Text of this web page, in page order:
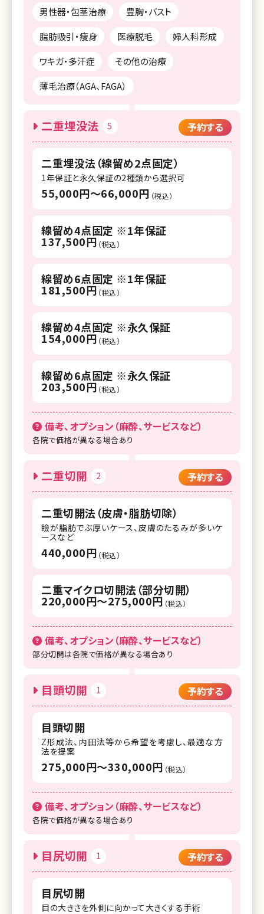
男性器・包茎治療
豊胸・バスト
脂肪吸引・痩身
医療脱毛
婦人科形成
ワキガ・多汗症
その他の治療
薄毛治療（AGA、FAGA）
二重埋没法 5 予約する
二重埋没法（線留め2点固定）
1年保証と永久保証の2種類から選択可
55,000円〜66,000円 （税込）
線留め4点固定 ※1年保証
137,500円 （税込）
線留め6点固定 ※1年保証
181,500円 （税込）
線留め4点固定 ※永久保証
154,000円 （税込）
線留め6点固定 ※永久保証
203,500円 （税込）
備考、オプション（麻酔、サービスなど）
各院で価格が異なる場合あり
二重切開 2 予約する
二重切開法（皮膚・脂肪切除）
瞼が脂肪でぶ厚いケース、皮膚のたるみが多いケ
ースなど
440,000円 （税込）
二重マイクロ切開法（部分切開）
220,000円〜275,000円 （税込）
備考、オプション（麻酔、サービスなど）
部分切開は各院で価格が異なる場合あり
目頭切開 1 予約する
目頭切開
Z形成法、内田法等から希望を考慮し、最適な方
法を提案
275,000円〜330,000円 （税込）
備考、オプション（麻酔、サービスなど）
各院で価格が異なる場合あり
目尻切開 1 予約する
目尻切開
目の大きさを外側に向かって大きくする手術